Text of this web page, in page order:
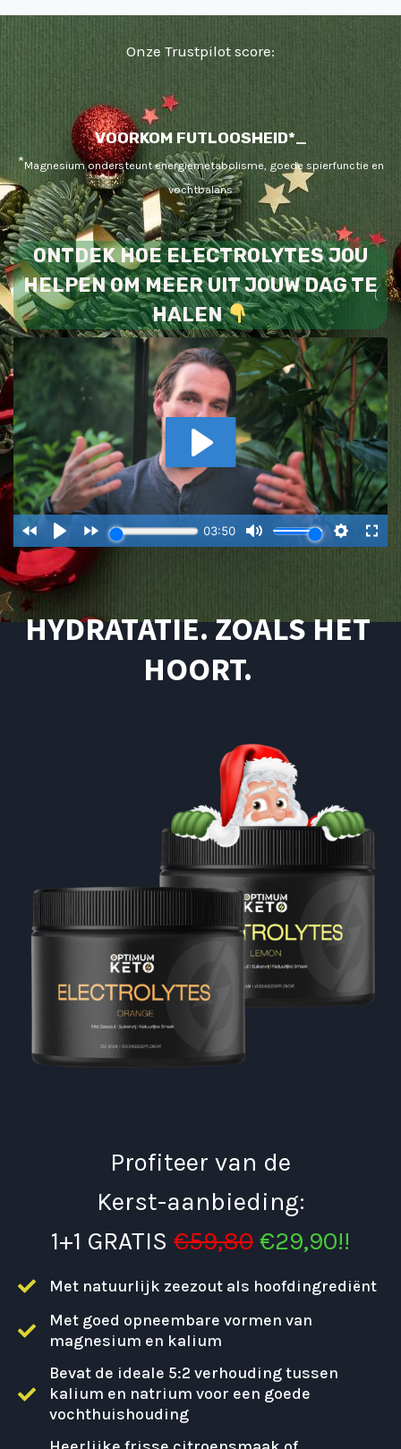
Onze Trustpilot score:
VOORKOMKRAMPEN*_KRAMPEN*
*Magnesium ondersteunt energiemetabolisme, goede spierfunctie en
vochtbalans
ONTDEK HOE ELECTROLYTES JOU
HELPEN OM MEER UIT JOUW DAG TE
HALEN
HYDRATATIE. ZOALS HET
HOORT.
Profiteer van de
Kerst-aanbieding:
1+1 GRATIS €59,80 €29,90!!
Met natuurlijk zeezout als hoofdingrediënt
Met goed opneembare vormen van
magnesium en kalium
Bevat de ideale 5:2 verhouding tussen
kalium en natrium voor een goede
vochthuishouding